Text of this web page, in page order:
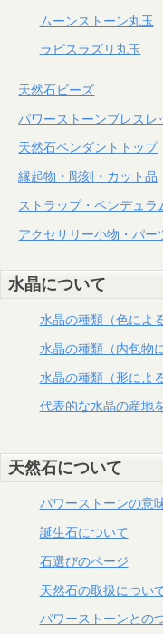
ムーンストーン丸玉
ラピスラズリ丸玉
天然石ビーズ
パワーストーンブレスレ
天然石ペンダントトップ
縁起物・彫刻・カット品
ストラップ・ペンデュラ
アクセサリー小物・パー
水晶について
水晶の種類（色によ
水晶の種類（内包物
水晶の種類（形によ
代表的な水晶の産地
天然石について
パワーストーンの意
誕生石について
石選びのページ
天然石の取扱につい
パワーストーンとの